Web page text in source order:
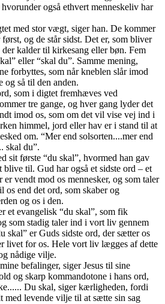
også ethvert menneskeliv har
med stor vægt, siger han. De kommer
og de står sidst. Det er, som bliver
kalder til kirkesang eller bøn. Fem
eller “skal du”. Samme mening,
forbyttes, som når kneblen slår imod
og så til den anden.
som i digtet fremhæves ved
tre gange, og hver gang lyder det
imod os, som om det vil vise vej ind i
himmel, jord eller hav er i stand til at
om. “Mer end solsorten....mer end
skal du”.
sit første “du skal”, hvormed han gav
til. Gud har også et sidste ord – et
vendt mod os mennesker, og som taler
os end det ord, som skaber og
og os i den.
et evangelisk “du skal”, som fik
som stadig taler ind i vort liv gennem
skal” er Guds sidste ord, der sætter os
livet for os. Hele vort liv lægges af dette
nådige vilje.
befalinger, siger Jesus til sine
og skarp kommandotone i hans ord,
Du skal, siger kærligheden, fordi
levende vilje til at sætte sin sag